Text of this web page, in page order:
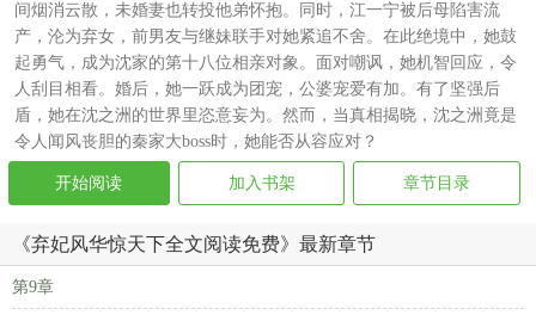
间烟消云散，未婚妻也转投他弟怀抱。同时，江一宁被后母陷害流
产，沦为弃女，前男友与继妹联手对她紧追不舍。在此绝境中，她鼓
起勇气，成为沈家的第十八位相亲对象。面对嘲讽，她机智回应，令
人刮目相看。婚后，她一跃成为团宠，公婆宠爱有加。有了坚强后
盾，她在沈之洲的世界里恣意妄为。然而，当真相揭晓，沈之洲竟是
令人闻风丧胆的秦家大boss时，她能否从容应对？
开始阅读 加入书架 章节目录
《弃妃风华惊天下全文阅读免费》最新章节
第9章